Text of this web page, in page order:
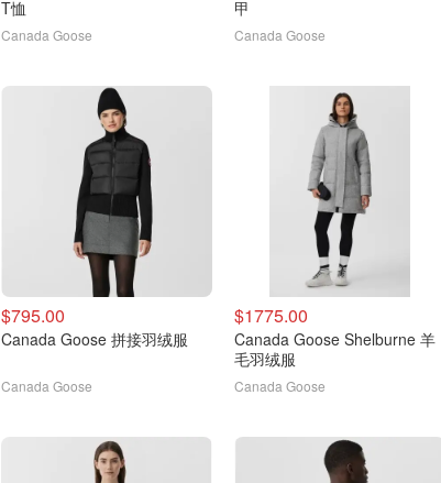
T恤
Canada Goose
甲
Canada Goose
$795.00
Canada Goose 拼接羽绒服
Canada Goose
$1775.00
Canada Goose Shelburne 羊
毛羽绒服
Canada Goose